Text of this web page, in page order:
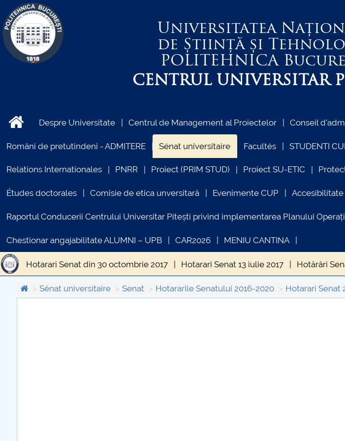
Universitatea
de Știință și
POLITEHNICA
CENTRUL UNIVERSITAR
Despre Universitate Centrul de Management al Proiectelor Conseil
Români de pretutindeni - ADMITERE Sénat universitaire Facultés STUDENTI
Relations Internationales PNRR Proiect (PRIM STUD) Proiect SU-ETIC
Études doctorales Comisie de etica unversitară Evenimente CUP
Raportul Conducerii Centrului Universitar Pitești privind implementarea Planului
Chestionar angajabilitate ALUMNI – UPB CAR2026 MENIU CANTINA
Hotarari Senat din 30 octombrie 2017 Hotarari Senat 13 iulie 2017 Hotărâri
Hotărâri Senat din 8 februarie 2017 Hotarari Senat 27 martie 2017 Hotarari
Sénat universitaire
Senat Hotararile Senatului 2016-2020 Hotarari Senat